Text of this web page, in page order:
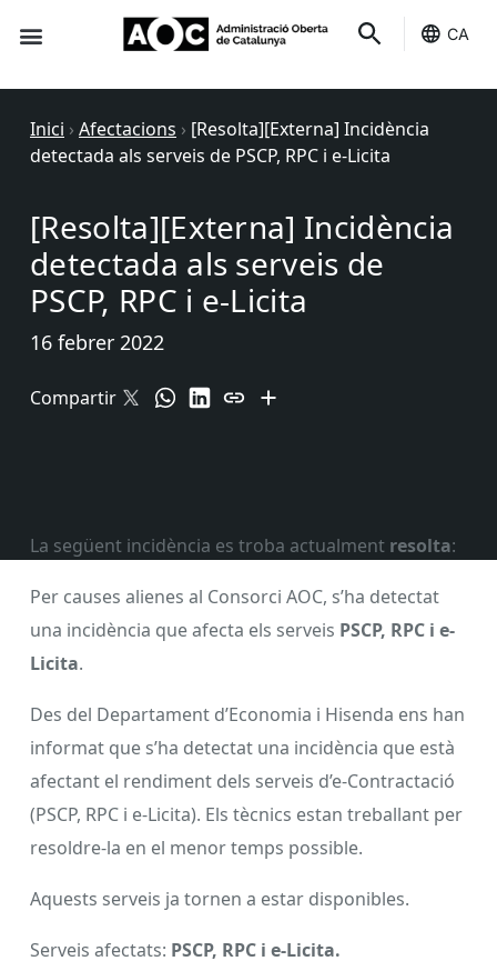
CA
Inici › Afectacions › [Resolta][Externa] Incidència
detectada als serveis de PSCP, RPC i e-Licita
[Resolta][Externa] Incidència
detectada als serveis de
PSCP, RPC i e-Licita
16 febrer 2022
Compartir
La següent incidència es troba actualment resolta:
Per causes alienes al Consorci AOC, s’ha detectat
una incidència que afecta els serveis PSCP, RPC i e-
Licita.
Des del Departament d’Economia i Hisenda ens han
informat que s’ha detectat una incidència que està
afectant el rendiment dels serveis d’e-Contractació
(PSCP, RPC i e-Licita). Els tècnics estan treballant per
resoldre-la en el menor temps possible.
Aquests serveis ja tornen a estar disponibles.
Serveis afectats: PSCP, RPC i e-Licita.